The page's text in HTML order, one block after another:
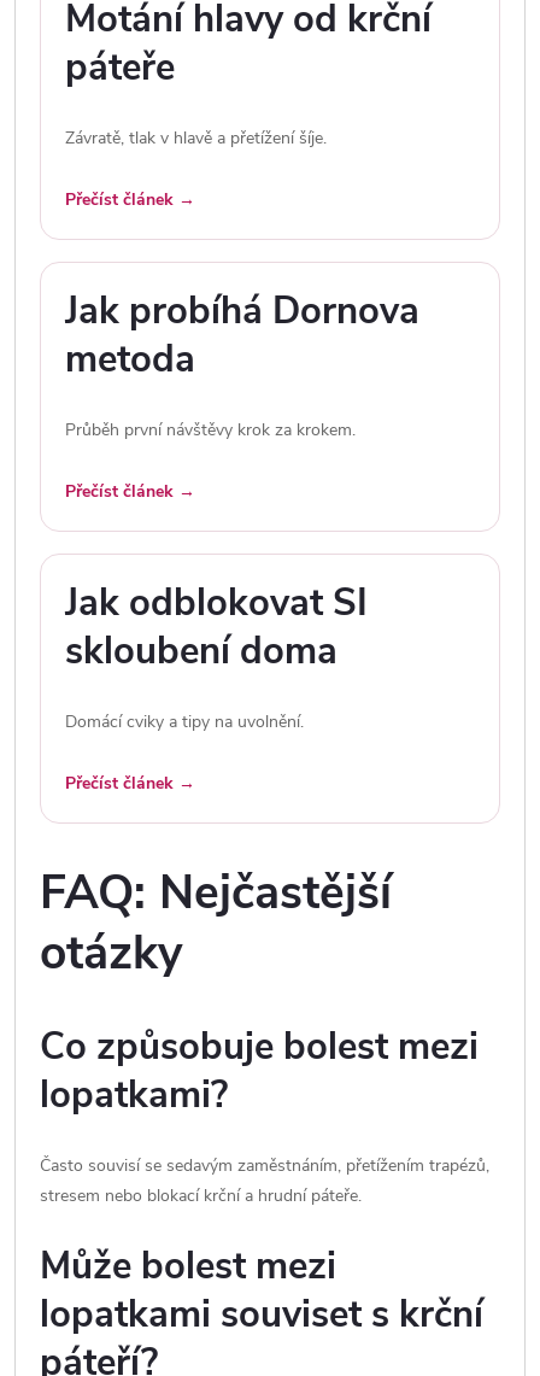
Motání hlavy od krční
páteře
Závratě, tlak v hlavě a přetížení šíje.
Přečíst článek →
Jak probíhá Dornova
metoda
Průběh první návštěvy krok za krokem.
Přečíst článek →
Jak odblokovat SI
skloubení doma
Domácí cviky a tipy na uvolnění.
Přečíst článek →
FAQ: Nejčastější
otázky
Co způsobuje bolest mezi
lopatkami?
Často souvisí se sedavým zaměstnáním, přetížením trapézů,
stresem nebo blokací krční a hrudní páteře.
Může bolest mezi
lopatkami souviset s krční
páteří?